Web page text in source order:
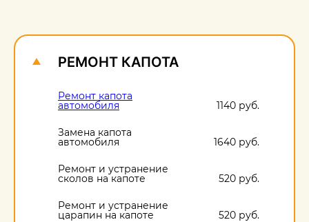
РЕМОНТ КАПОТА
Ремонт капота
автомобиля 1140 руб.
Замена капота
автомобиля 1640 руб.
Ремонт и устранение
сколов на капоте 520 руб.
Ремонт и устранение
царапин на капоте 520 руб.